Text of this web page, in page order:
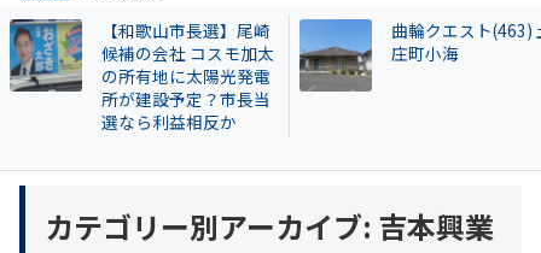
歌山市長選】尾崎
の会社 コスモ加太
有地に太陽光発電
建設予定？市長当
ら利益相反か
曲輪クエスト(463) 土
庄町小海
カテゴリー別アーカイブ: 吉本興業